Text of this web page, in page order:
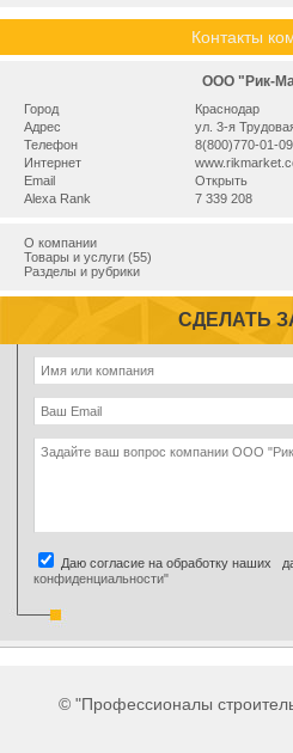
Контакты
ООО "Рик-
Город
Краснодар
Адрес
ул. 3-я
Телефон
8(800)770-01-09
Интернет
Email
Открыть
Alexa Rank
7 339 208
О компании
Товары и услуги (55)
Разделы и рубрики
СДЕЛАТЬ
Даю согласие на обработку наших
конфиденциальности"
© "Профессионалы